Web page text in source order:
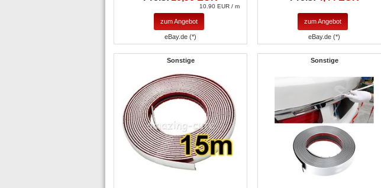
10.90 EUR / m
zum Angebot
eBay.de (*)
zum Angebot
eBay.de (*)
Sonstige Sonstige